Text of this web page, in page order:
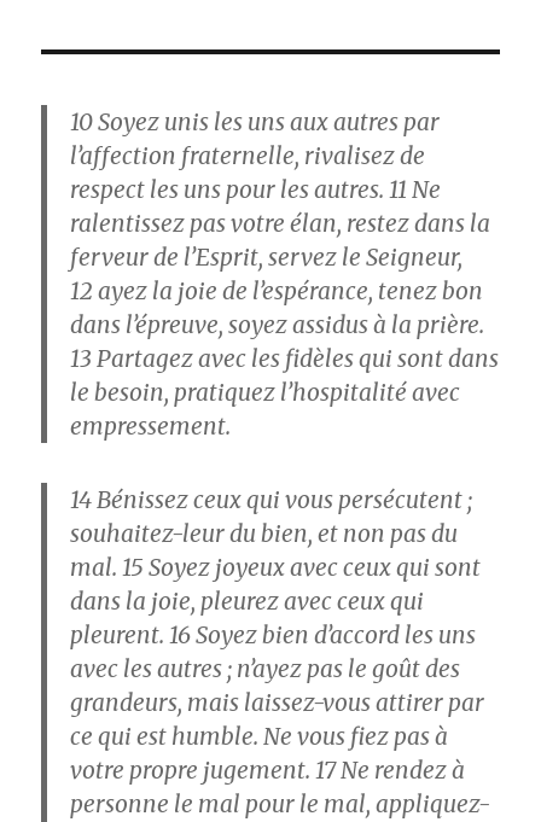
10Soyez unis les uns aux autres par
l’affection fraternelle, rivalisez de
respect les uns pour les autres.11 Ne
ralentissez pas votre élan, restez dans la
ferveur de l’Esprit, servez le Seigneur,
12 ayez la joie de l’espérance, tenez bon
dans l’épreuve, soyez assidus à la prière.
13 Partagez avec les fidèles qui sont dans
le besoin, pratiquez l’hospitalité avec
empressement.
14Bénissez ceux qui vous persécutent ;
souhaitez-leur du bien, et non pas du
mal.15 Soyez joyeux avec ceux qui sont
dans la joie, pleurez avec ceux qui
pleurent.16Soyez bien d’accord les uns
avec les autres ; n’ayez pas le goût des
grandeurs, mais laissez-vous attirer par
ce qui est humble. Ne vous fiez pas à
votre propre jugement.17Ne rendez à
personne le mal pour le mal, appliquez-